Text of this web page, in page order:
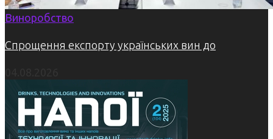
Виноробство
Спрощення експорту українських вин до